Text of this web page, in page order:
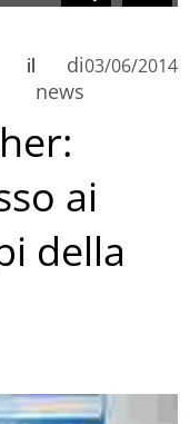
di
news
il 03/06/2014
ai
della